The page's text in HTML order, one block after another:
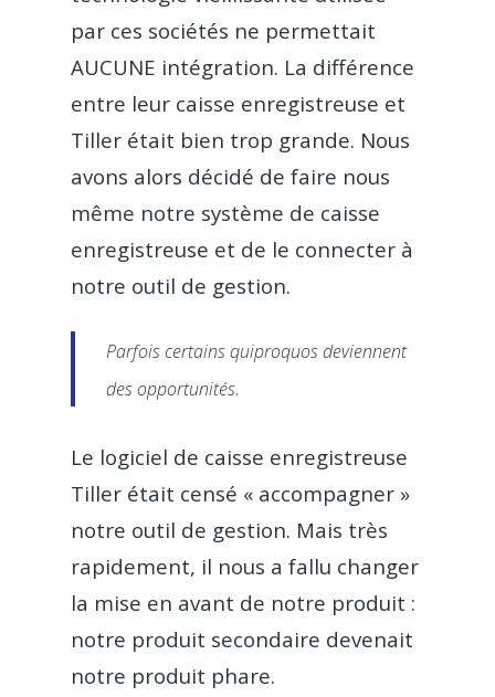
par ces sociétés ne permettait
AUCUNE intégration. La différence
entre leur caisse enregistreuse et
Tiller était bien trop grande. Nous
avons alors décidé de faire nous
même notre système de caisse
enregistreuse et de le connecter à
notre outil de gestion.
Parfois certains quiproquos deviennent
des opportunités.
Le logiciel de caisse enregistreuse
Tiller était censé « accompagner »
notre outil de gestion. Mais très
rapidement, il nous a fallu changer
la mise en avant de notre produit :
notre produit secondaire devenait
notre produit phare.